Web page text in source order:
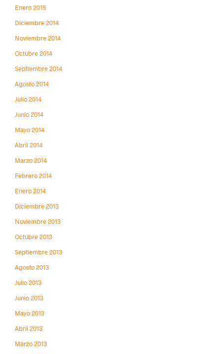
Enero 2015
Diciembre 2014
Noviembre 2014
Octubre 2014
Septiembre 2014
Agosto 2014
Julio 2014
Junio 2014
Mayo 2014
Abril 2014
Marzo 2014
Febrero 2014
Enero 2014
Diciembre 2013
Noviembre 2013
Octubre 2013
Septiembre 2013
Agosto 2013
Julio 2013
Junio 2013
Mayo 2013
Abril 2013
Marzo 2013